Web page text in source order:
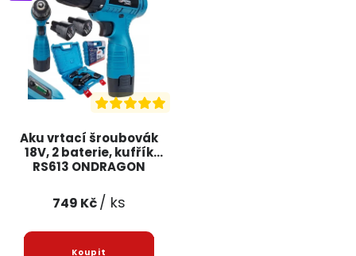
Aku vrtací šroubovák
18V, 2 baterie, kufřík
RS613 ONDRAGON
749 Kč/ ks